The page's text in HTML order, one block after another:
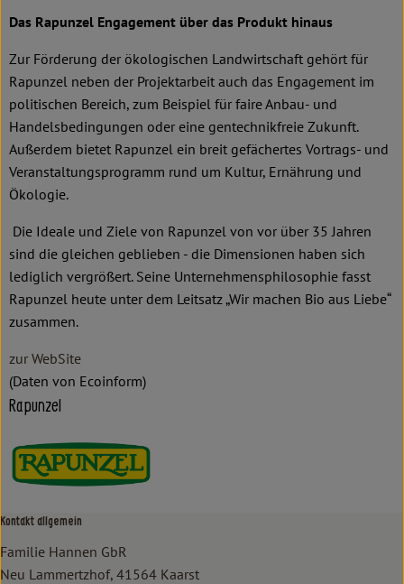
Das Rapunzel Engagement über das Produkt hinaus
Zur Förderung der ökologischen Landwirtschaft gehört für
Rapunzel neben der Projektarbeit auch das Engagement im
politischen Bereich, zum Beispiel für faire Anbau- und
Handelsbedingungen oder eine gentechnikfreie Zukunft.
Außerdem bietet Rapunzel ein breit gefächertes Vortrags- und
Veranstaltungsprogramm rund um Kultur, Ernährung und
Ökologie.
Die Ideale und Ziele von Rapunzel von vor über 35 Jahren
sind die gleichen geblieben - die Dimensionen haben sich
lediglich vergrößert. Seine Unternehmensphilosophie fasst
Rapunzel heute unter dem Leitsatz „Wir machen Bio aus Liebe“
zusammen.
zur WebSite
(Daten von Ecoinform)
Rapunzel
Kontakt allgemein
Familie Hannen GbR
Neu Lammertzhof, 41564 Kaarst